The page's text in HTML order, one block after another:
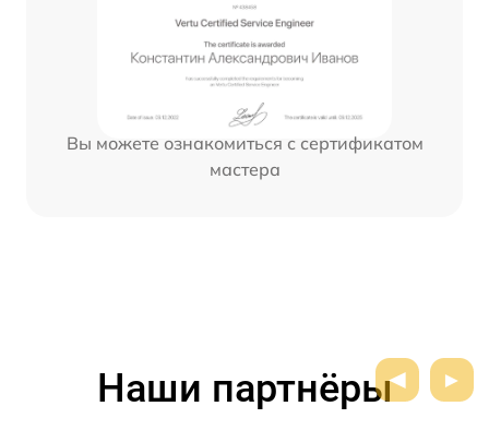
Вы можете ознакомиться с сертификатом
мастера
Наши партнёры